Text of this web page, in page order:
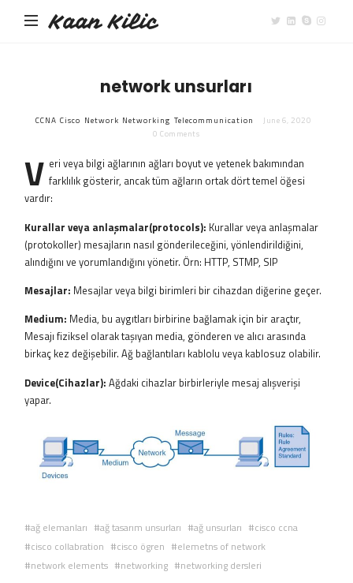
Kaan Kilic
network unsurları
CCNA Cisco Network Networking Telecommunication
June 6, 2020
0 Comments
V eri veya bilgi ağlarının ağları boyut ve yetenek bakımından
farklılık gösterir, ancak tüm ağların ortak dört temel öğesi
vardır:
Kurallar veya anlaşmalar(protocols): Kurallar veya anlaşmalar
(protokoller) mesajların nasıl gönderileceğini, yönlendirildiğini,
alındığını ve yorumlandığını yönetir. Örn: HTTP, STMP, SIP
Mesajlar: Mesajlar veya bilgi birimleri bir cihazdan diğerine geçer.
Medium: Media, bu aygıtları birbirine bağlamak için bir araçtır,
Mesajı fiziksel olarak taşıyan media, gönderen ve alıcı arasında
birkaç kez değişebilir. Ağ bağlantıları kablolu veya kablosuz olabilir.
Device(Cihazlar):Ağdaki cihazlar birbirleriyle mesaj alışverişi
yapar.
ağ elemanları ağ tasarım unsurları ağ unsurları
cisco ccna
cisco collabration
cisco ögren
elemetns of network
network elements
networking networking dersleri